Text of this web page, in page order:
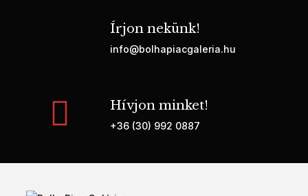
Írjon nekünk!
info@bolhapiacgaleria.hu
Hívjon minket!
+36 (30) 992 0887